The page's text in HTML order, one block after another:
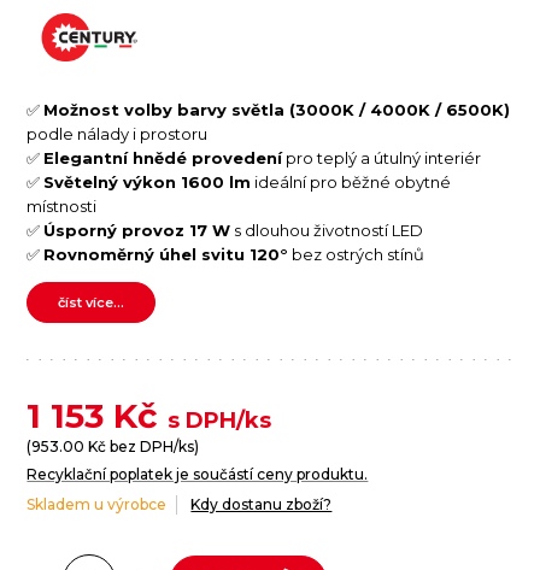
✅ Možnost volby barvy světla (3000K / 4000K / 6500K)
podle nálady i prostoru
✅ Elegantní hnědé provedenípro teplý a útulný interiér
✅ Světelný výkon 1600 lm ideální pro běžné obytné
místnosti
✅ Úsporný provoz 17 W s dlouhou životností LED
✅ Rovnoměrný úhel svitu 120° bez ostrých stínů
číst více...
1 153 Kč s DPH/ks
(953.00 Kč bez DPH/ks)
Recyklační poplatek je součástí ceny produktu.
Skladem u výrobce
Kdy dostanu zboží?